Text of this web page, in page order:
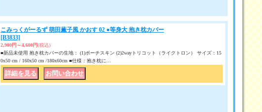
こみっくがーるず 萌田薫子風 かおす 02 ●等身大 抱き枕カバー
[B3833]
2,900円～4,600円(税込)
■新品未使用 抱き枕カバーの生地： (1)ポーチスキン (2)2wayトリコット（ライクトロン） サイズ：15
0x50 cm / 160x50 cm /180x60cm ■仕様：抱き枕に…